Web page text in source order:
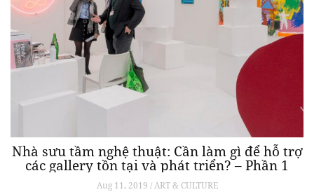
Nhà sưu tầm nghệ thuật: Cần làm gì để hỗ trợ
các gallery tồn tại và phát triển? – Phần 1
Aug 11, 2019 / ART & CULTURE